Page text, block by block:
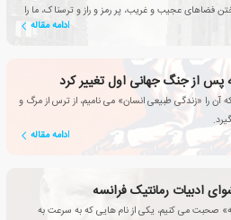
فضاهای عجیب و غریب، پر رمز و راز و ترسناک، ما را
ادامه مقاله
از جنگ جهانی اول تغییر کرد
را «زندگی طبیعی انسان» می نامیم، از ترس از مرگ و
ادامه مقاله
ادبیات رمانتیک فرانسه
صحبت می کنیم، یکی از نام هایی که به سرعت به